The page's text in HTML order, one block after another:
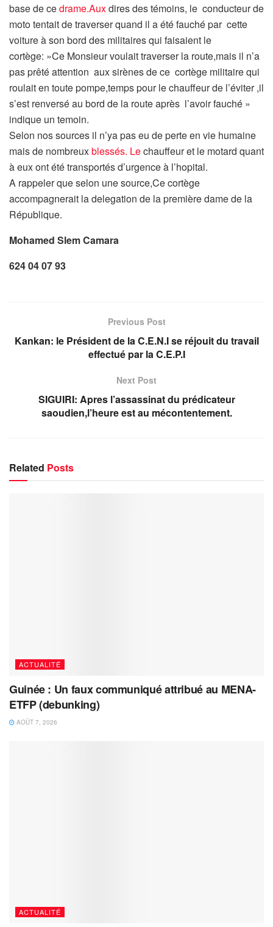
base de cedrame.Auxdires des témoins, le conducteur de
moto tentait de traverser quand il a été fauché par cette
voiture à son bord des militaires qui faisaient le
cortège: »Ce Monsieur voulait traverser la route,mais il n’a
pas prêté attention aux sirènes de ce cortège militaire qui
roulait en toute pompe,temps pour le chauffeur de l’éviter ,il
s’est renversé au bord de la route après l’avoir fauché »
indique un temoin.
Selon nos sources il n’ya pas eu de perte en vie humaine
mais de nombreuxblessés. Lechauffeur et le motard quant
à eux ont été transportés d’urgence à l’hopital.
A rappeler que selon une source,Ce cortège
accompagnerait la delegation de la première dame de la
République.
Mohamed Slem Camara
624 04 07 93
Previous Post
Kankan: le Président de la C.E.N.I se réjouit du travail
effectué par la C.E.P.I
Next Post
SIGUIRI: Apres l’assassinat du prédicateur
saoudien,l’heure est au mécontentement.
Related Posts
ACTUALITÉ
Guinée : Un faux communiqué attribué au MENA-
ETFP (debunking)
AOÛT 7, 2026
ACTUALITÉ